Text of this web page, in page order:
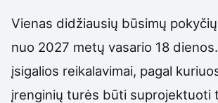
Vienas didžiausių būsimų
nuo 2027 metų vasario 18
įsigalios reikalavimai, pagal
įrenginių turės būti suprojektuoti